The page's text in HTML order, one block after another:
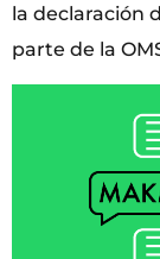
la declaración
parte de la